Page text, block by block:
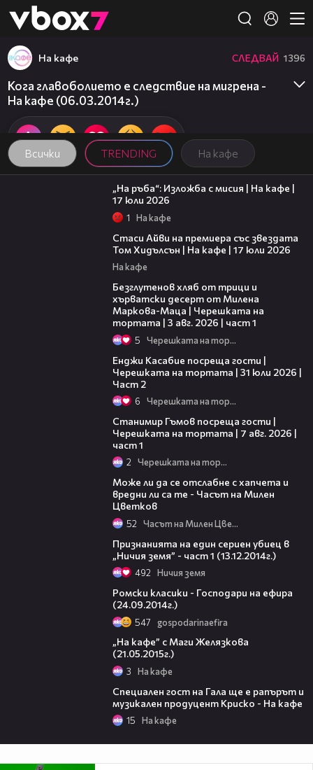
👾
Всички TRENDING На кафе
На кафе СЛЕДВАЙ 1396
Кога главоболието е следствие на мигрена -
На кафе (06.03.2014г.)
09:09
„На ръба“: Изложба с мисия | На кафе |
17 юли 2026
1 На кафе
Стаси Айви на премиера със звездата
Том Хидълсън | На кафе | 17 юли 2026
На кафе
Безглутенов хляб от трици и
хърватски десерт от Милена
Маркова-Маца | Черешката на
тортата | 3 авг. 2026 | част 1
5 Черешката на тортата
Енджи Касабие посреща гости |
Черешката на тортата | 31 юли 2026 |
Част 2
6 Черешката на тортата
Станимир Гъмов посреща гости |
Черешката на тортата | 7 авг. 2026 |
част 1
2 Черешката на тортата
Може ли да се отслабне с хапчета и
вредни ли са те - Часът на Милен
Цветков
52 Часът на Милен Цветков
Признанията на един сериен убиец в
„Ничия земя” - част 1 (13.12.2014г.)
492 Ничия земя
Ромски класики - Господари на ефира
(24.09.2014г.)
547 gospodarinaefira
„На кафе” с Маги Желязкова
(21.05.2015г.)
3 На кафе
Специален гост на Гала ще е рапърът и
музикален продуцент Криско - На кафе
15 На кафе